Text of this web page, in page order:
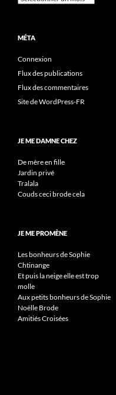
MÉTA
Connexion
Flux des publications
Flux des commentaires
Site de WordPress-FR
JE ME DAMNE CHEZ
De mère en fille
Jardin privé
Tralala
Couds ceci brode cela
JE ME PROMÈNE
Les bonheurs de Sophie
Chtinange
Et puis la neige elle est trop
molle
Aux petits bonheurs de Sophie
Noëlle Brode
Amitiés Croisées